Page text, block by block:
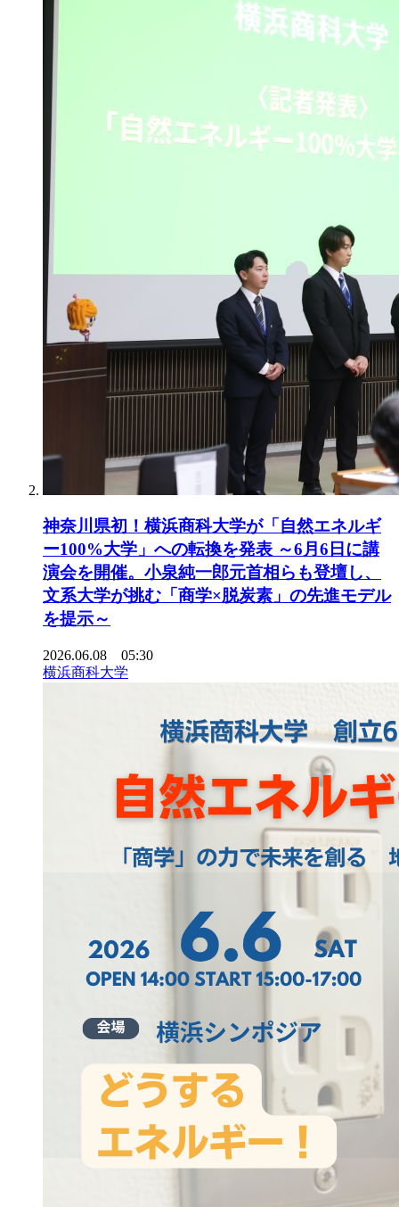
神奈川県初！横浜商科大学が「自然エネルギ
ー100%大学」への転換を発表 ～6月6日に講
演会を開催。小泉純一郎元首相らも登壇し、
文系大学が挑む「商学×脱炭素」の先進モデル
を提示～
2026.06.08 05:30
横浜商科大学